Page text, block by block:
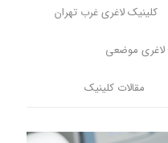
کلینیک لاغری غرب تهران
لاغری موضعی
مقالات کلینیک